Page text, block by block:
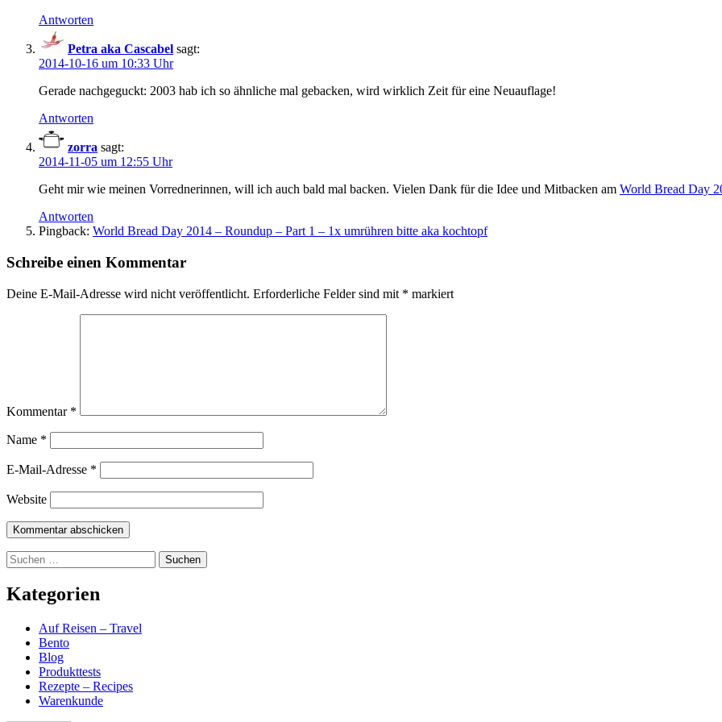
Antworten
Petra aka Cascabel sagt:
2014-10-16 um 10:33 Uhr
Gerade nachgeguckt: 2003 hab ich so ähnliche mal gebacken, wird wirklich Zeit für eine Neuauflage!
Antworten
zorra sagt:
2014-11-05 um 12:55 Uhr
Geht mir wie meinen Vorrednerinnen, will ich auch bald mal backen. Vielen Dank für die Idee und Mitbacken am World Bread Day
Antworten
Pingback: World Bread Day 2014 – Roundup – Part 1 – 1x umrühren bitte aka kochtopf
Schreibe einen Kommentar
Deine E-Mail-Adresse wird nicht veröffentlicht. Erforderliche Felder sind mit * markiert
Kommentar *
Name *
E-Mail-Adresse *
Website
Suchen
nach:
Kategorien
Auf Reisen – Travel
Bento
Blog
Produkttests
Rezepte – Recipes
Warenkunde